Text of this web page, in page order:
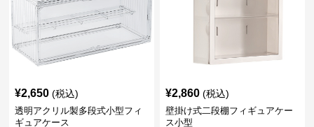
¥2,650 (税込)
透明アクリル製多段式小型フィ
ギュアケース
¥2,860 (税込)
壁掛け式二段棚フィギュアケー
ス小型